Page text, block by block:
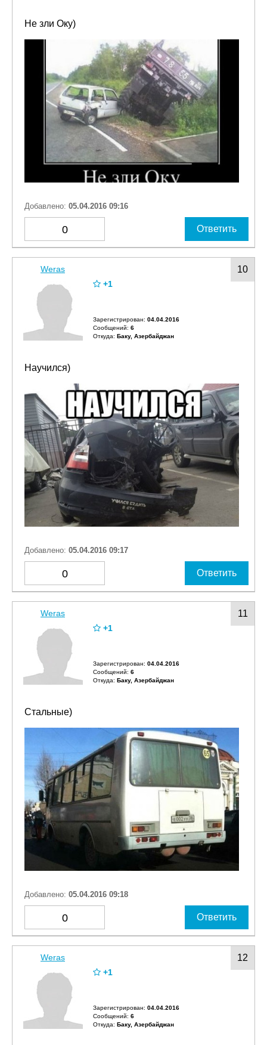
Не зли Оку)
Добавлено: 05.04.2016 09:16
0 Ответить
10
Weras
+1
Зарегистрирован: 04.04.2016
Сообщений: 6
Откуда: Баку, Азербайджан
Научился)
Добавлено: 05.04.2016 09:17
0 Ответить
11
Weras
+1
Зарегистрирован: 04.04.2016
Сообщений: 6
Откуда: Баку, Азербайджан
Стальные)
Добавлено: 05.04.2016 09:18
0 Ответить
12
Weras
+1
Зарегистрирован: 04.04.2016
Сообщений: 6
Откуда: Баку, Азербайджан